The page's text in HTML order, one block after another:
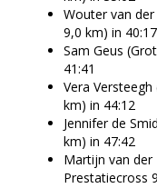
Wouter van
9,0 km) in 40:17
Sam Geus
41:41
Vera
km) in 44:12
Jennifer de
km) in 47:42
Martijn van der
Prestatiecross